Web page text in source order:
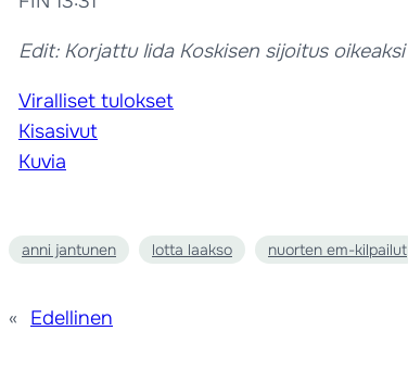
Edit: Korjattu Iida Koskisen sijoitus oikeaksi
Viralliset tulokset
Kisasivut
Kuvia
anni jantunen lotta laakso nuorten em-kilpailut
« Edellinen